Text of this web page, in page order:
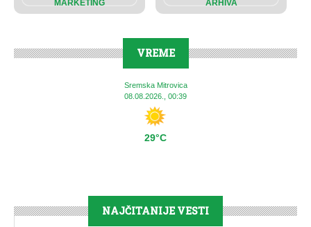
MARKETING ARHIVA
VREME
Sremska Mitrovica
08.08.2026., 00:39
29°C
NAJČITANIJE VESTI